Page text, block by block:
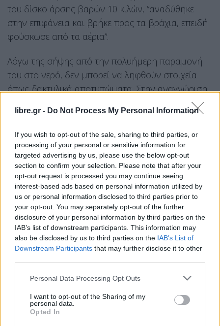
libre.gr - Do Not Process My Personal Information
If you wish to opt-out of the sale, sharing to third parties, or
processing of your personal or sensitive information for
targeted advertising by us, please use the below opt-out
section to confirm your selection. Please note that after your
opt-out request is processed you may continue seeing
interest-based ads based on personal information utilized by
us or personal information disclosed to third parties prior to
your opt-out. You may separately opt-out of the further
disclosure of your personal information by third parties on the
IAB’s list of downstream participants. This information may
also be disclosed by us to third parties on the IAB’s List of
Downstream Participants that may further disclose it to other
Personal Data Processing Opt Outs
I want to opt-out of the Sharing of my
personal data.
Opted In
του δίσκο άρσης βαρών 10 κιλών, “αναδύθηκε
στην επιφάνεια και βρήκε προς τα βράχια, επειδή
φούσκωσε από τα αέρια”.
Λόγω της σήψης από την πολυήμερη παραμονή
του στο νερό, δεν μπορεί να ληφθούν στοιχεία
όπως δακτυλικά αποτυπώματα. Στην αναγνώριση
βρέθηκε στη σορό και το οποίο “παραπέμπει σε
γνωστή ομάδα”, όπως είπε ο κ. Μπαλάσκας.
Προς το παρόν δεν έχει αποκλειστεί το σενάριο
της αυτοχειρίας – επειδή το θύμα δεν είχε δεμένα
τα χέρια. Ωστόσο, πιο πιθανή φαίνεται η
εγκληματική ενέργεια.
Ήδη έχουν γίνει τοξικολογικές εξετάσεις ενώ
ερευνάται αν στη σορό του πτώματος υπάρχουν
χτυπήματα, σημάδια από σφαίρα ή κάτι που να
όπως είπε χαρακτηριστικά ο Σταύρος Μπαλάσκας.
Facebook